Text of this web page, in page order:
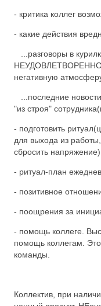
- критика коллег
- какие действия
...разговоры в
негативную
...последние
"из строя"
- подготовить
для выхода из
сбросить напряжение)
- ритуал-план
- позитивное
- поощрения за
- помощь коллеге.
помощь коллегам.
команды.
Коллектив, при